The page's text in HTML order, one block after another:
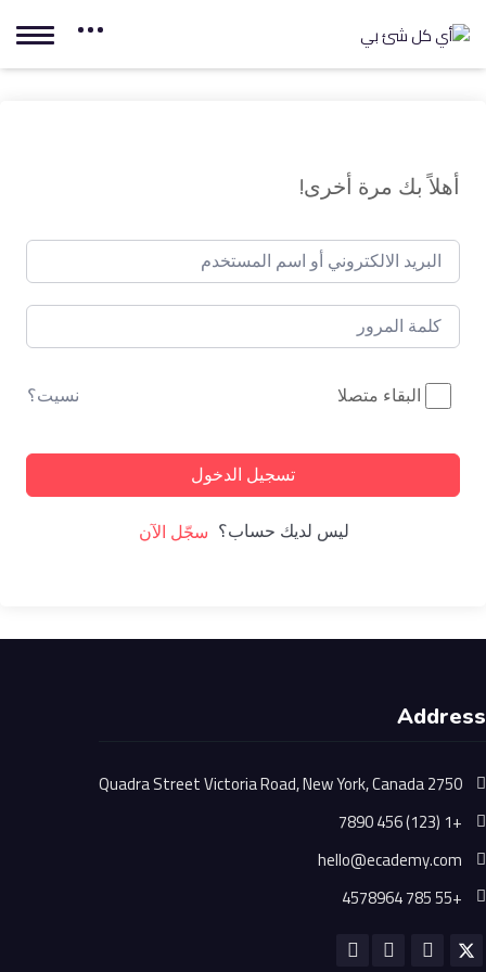
أهلاً بك مرة أخرى!
البقاء متصلا نسيت؟
تسجيل الدخول
ليس لديك حساب؟ سجّل الآن
Address
2750 Quadra Street Victoria Road, New York, Canada
+1 (123) 456 7890
hello@ecademy.com
+55 785 4578964